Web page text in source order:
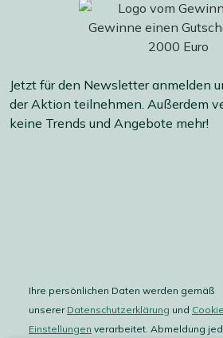
Jetzt für den Newsletter anmelden
der Aktion teilnehmen. Außerdem
keine Trends und Angebote mehr!
Ihre persönlichen Daten werden gemäß
unserer Datenschutzerklärung und
Einstellungen verarbeitet. Abmeldung